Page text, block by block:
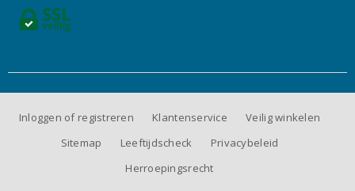
Inloggen of registreren Klantenservice
Veilig winkelen
Sitemap
Leeftijdscheck
Privacybeleid
Herroepingsrecht